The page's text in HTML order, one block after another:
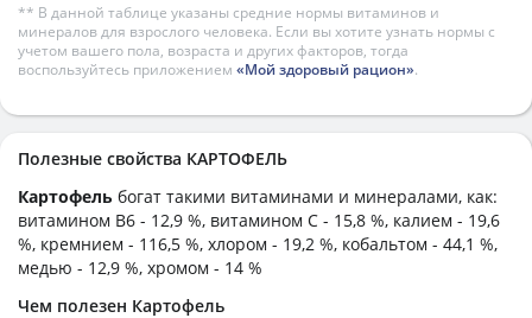
** В данной таблице указаны средние нормы витаминов и
минералов для взрослого человека. Если вы хотите узнать нормы с
учетом вашего пола, возраста и других факторов, тогда
воспользуйтесь приложением «Мой здоровый рацион».
Полезные свойства КАРТОФЕЛЬ
Картофель богат такими витаминами и минералами, как:
витамином B6 - 12,9 %, витамином C - 15,8 %, калием - 19,6
%, кремнием - 116,5 %, хлором - 19,2 %, кобальтом - 44,1 %,
медью - 12,9 %, хромом - 14 %
Чем полезен Картофель